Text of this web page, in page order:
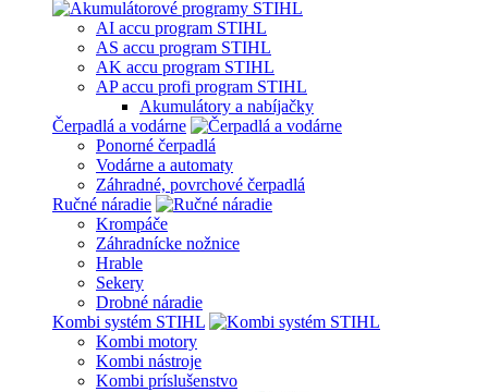
AI accu program STIHL
AS accu program STIHL
AK accu program STIHL
AP accu profi program STIHL
Akumulátory a nabíjačky
Čerpadlá a vodárne
Ponorné čerpadlá
Vodárne a automaty
Záhradné, povrchové čerpadlá
Ručné náradie
Krompáče
Záhradnícke nožnice
Hrable
Sekery
Drobné náradie
Kombi systém STIHL
Kombi motory
Kombi nástroje
Kombi príslušenstvo